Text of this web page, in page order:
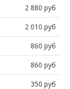
2 880 руб
2 010 руб
860 руб
860 руб
350 руб